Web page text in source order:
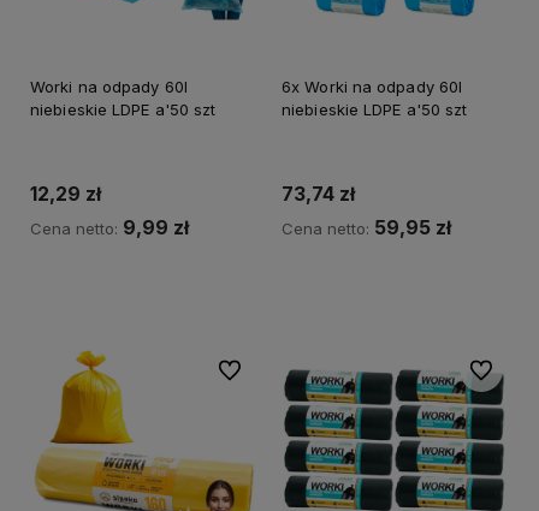
Worki na odpady 60l
niebieskie LDPE a'50 szt
12,29 zł
Cena netto: 9,99 zł
6x Worki na odpady 60l
niebieskie LDPE a'50 szt
73,74 zł
Cena netto: 59,95 zł
Do ulubionych Do